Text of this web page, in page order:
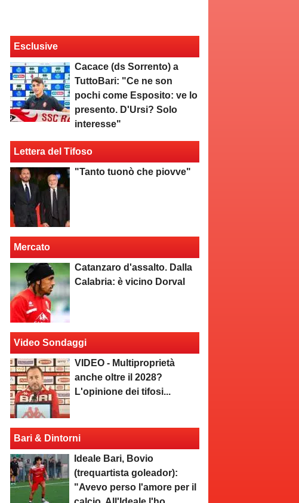
Esclusive
Cacace (ds Sorrento) a
TuttoBari: "Ce ne son
pochi come Esposito: ve lo
presento. D'Ursi? Solo
interesse"
Lettera del Tifoso
"Tanto tuonò che piovve"
Mercato
Catanzaro d'assalto. Dalla
Calabria: è vicino Dorval
Video Sondaggi
VIDEO - Multiproprietà
anche oltre il 2028?
L'opinione dei tifosi...
Bari & Dintorni
Ideale Bari, Bovio
(trequartista goleador):
"Avevo perso l'amore per il